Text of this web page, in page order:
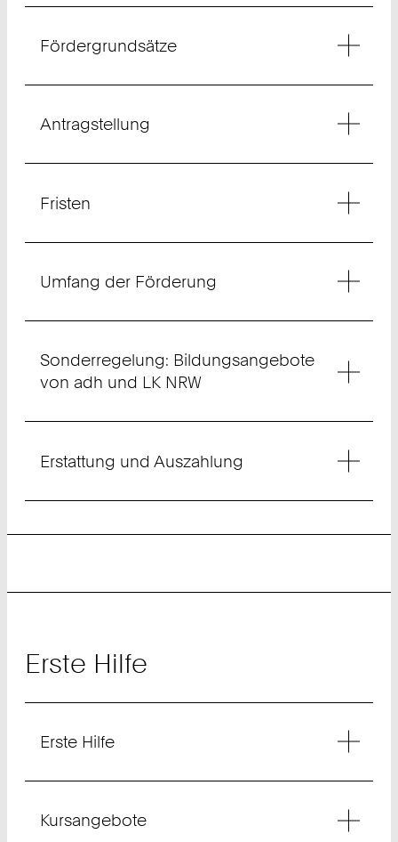
Fördergrundsätze
Antragstellung
Fristen
Umfang der Förderung
Sonderregelung: Bildungsangebote
von adh und LK NRW
Erstattung und Auszahlung
Erste Hilfe
Erste Hilfe
Kursangebote